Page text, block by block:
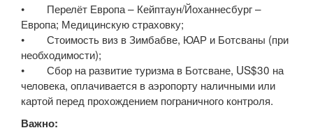
• Перелёт Европа – Кейптаун/Йоханнесбург –
Европа; Медицинскую страховку;
• Стоимость виз в Зимбабве, ЮАР и Ботсваны (при
необходимости);
• Сбор на развитие туризма в Ботсване, US$30 на
человека, оплачивается в аэропорту наличными или
картой перед прохождением пограничного контроля.
Важно: